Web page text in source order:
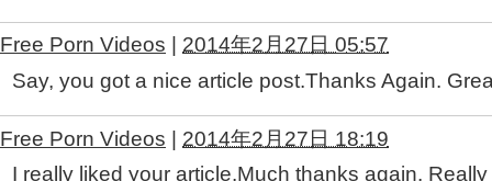
Free Porn Videos
2014年2月27日 05:57
Say, you got a nice article post.Thanks Again.
Free Porn Videos | 2014年2月27日 18:19
I really liked your article.Much thanks again. Really